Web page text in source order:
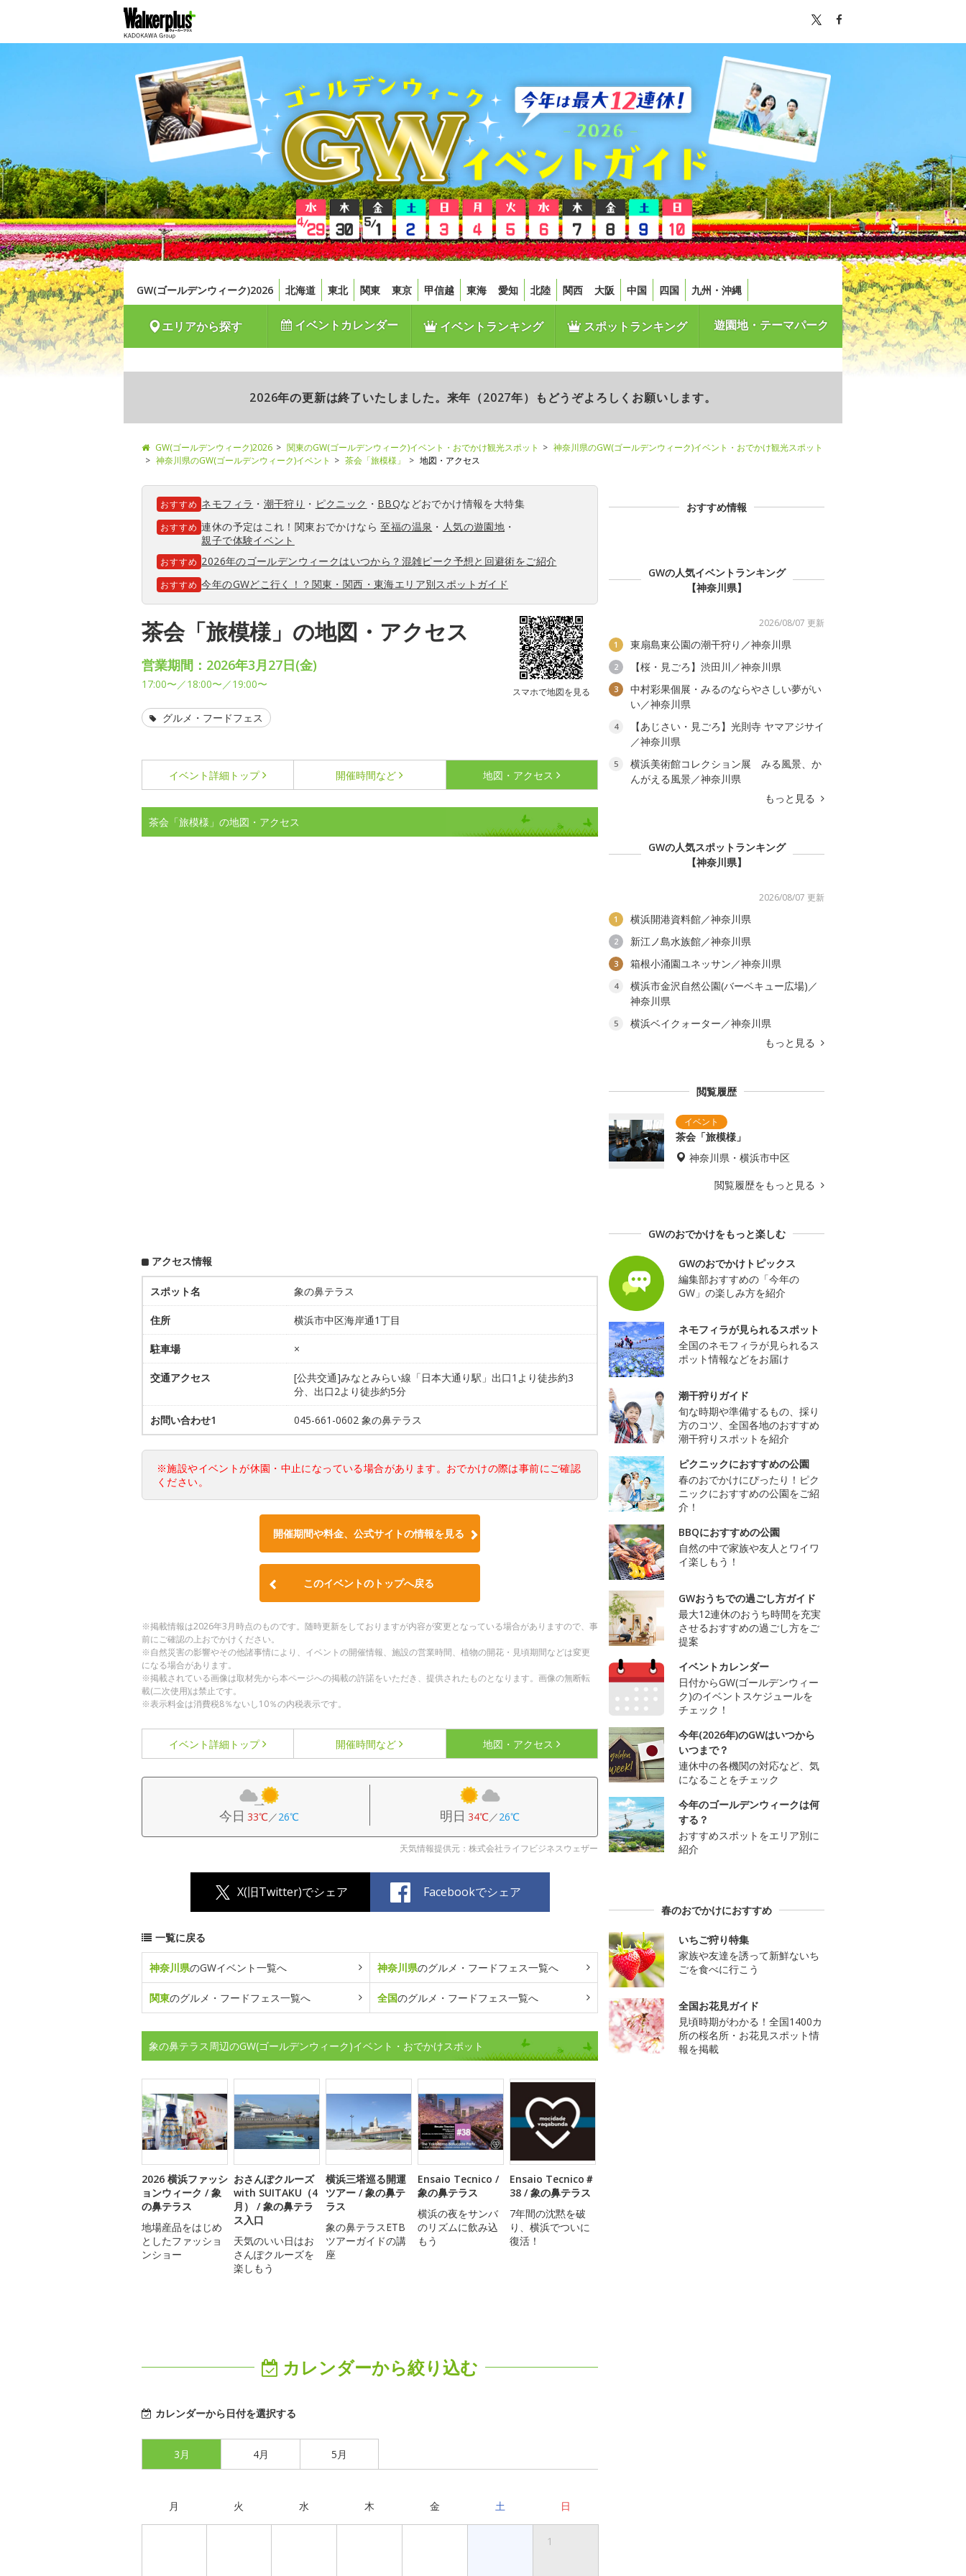
GW(ゴールデンウィーク)2026 北海道 東北 関東 東京 甲信越 東海 愛知 北陸 関西 大阪 中国 四国 九州・沖縄
エリアから探す イベントカレンダー イベントランキング スポットランキング 遊園地・テーマパーク
2026年の更新は終了いたしました。来年（2027年）もどうぞよろしくお願いします。
GW(ゴールデンウィーク)2026 関東のGW(ゴールデンウィーク)イベント・おでかけ観光スポット
神奈川県のGW(ゴールデンウィーク)イベント・おでかけ観光スポット
神奈川県のGW(ゴールデンウィーク)イベント
茶会「旅模様」 地図・アクセス
おすすめ ネモフィラ ・ 潮干狩り ・ ピクニック ・ BBQなどおでかけ情報を大特集
おすすめ 連休の予定はこれ！関東おでかけなら至福の温泉 ・ 人気の遊園地 ・
親子で体験イベント
おすすめ 2026年のゴールデンウィークはいつから？混雑ピーク予想と回避術をご紹介
おすすめ 今年のGWどこ行く！？関東・関西・東海エリア別スポットガイド
茶会「旅模様」の地図・アクセス
スマホで地図を見る
営業期間：2026年3月27日(金)
17:00〜／18:00〜／19:00〜
グルメ・フードフェス
イベント詳細 トップ 開催時間など 地図・アクセス
茶会「旅模様」の地図・アクセス
アクセス情報
スポット名 象の鼻テラス
住所 横浜市中区海岸通1丁目
駐車場 ×
交通アクセス
[公共交通]みなとみらい線「日本大通り駅」出口1より徒歩約3
分、出口2より徒歩約5分
お問い合わせ1 045-661-0602 象の鼻テラス
※施設やイベントが休園・中止になっている場合があります。おでかけの際は事前にご確認
ください。
開催期間や料金、公式サイトの情報を見る
このイベントのトップへ戻る
※掲載情報は2026年3月時点のものです。随時更新をしておりますが内容が変更となっている場合がありますので、事
前にご確認の上おでかけください。
※自然災害の影響やその他諸事情により、イベントの開催情報、施設の営業時間、植物の開花・見頃期間などは変更
になる場合があります。
※掲載されている画像は取材先から本ページへの掲載の許諾をいただき、提供されたものとなります。画像の無断転
載(二次使用)は禁止です。
※表示料金は消費税8％ないし10％の内税表示です。
イベント詳細 トップ 開催時間など 地図・アクセス
今日 33℃／26℃ 明日 34℃／26℃
天気情報提供元：株式会社ライフビジネスウェザー
X(旧Twitter)でシェア Facebookでシェア
一覧に戻る
神奈川県のGWイベント一覧へ 神奈川県のグルメ・フードフェス一覧へ
関東のグルメ・フードフェス一覧へ 全国のグルメ・フードフェス一覧へ
象の鼻テラス周辺のGW(ゴールデンウィーク)イベント・おでかけスポット
2026 横浜ファッシ
ョンウィーク / 象
の鼻テラス
地場産品をはじめ
としたファッショ
ンショー
おさんぽクルーズ
with SUITAKU（4
月） / 象の鼻テラ
ス入口
天気のいい日はお
さんぽクルーズを
楽しもう
横浜三塔巡る開運
ツアー / 象の鼻テ
ラス
象の鼻テラスETB
ツアーガイドの講
座
Ensaio Tecnico /
象の鼻テラス
横浜の夜をサンバ
のリズムに飲み込
もう
Ensaio Tecnico＃
38 / 象の鼻テラス
7年間の沈黙を破
り、横浜でついに
復活！
カレンダーから絞り込む
カレンダーから日付を選択する
3月 4月 5月
月 火 水 木 金 土 日
1
おすすめ情報
GWの人気イベントランキング
【神奈川県】
2026/08/07 更新
1 東扇島東公園の潮干狩り／神奈川県
2 【桜・見ごろ】渋田川／神奈川県
3
中村彩果個展・みるのならやさしい夢がい
い／神奈川県
4
【あじさい・見ごろ】光則寺 ヤマアジサイ
／神奈川県
5
横浜美術館コレクション展 みる風景、か
んがえる風景／神奈川県
もっと見る
GWの人気スポットランキング
【神奈川県】
2026/08/07 更新
1 横浜開港資料館／神奈川県
2 新江ノ島水族館／神奈川県
3 箱根小涌園ユネッサン／神奈川県
4
横浜市金沢自然公園(バーベキュー広場)／
神奈川県
5
横浜ベイクォーター／神奈川県
もっと見る
閲覧履歴
茶会「旅模様」
神奈川県・横浜市中区
閲覧履歴をもっと見る
GWのおでかけをもっと楽しむ
GWのおでかけトピックス
編集部おすすめの「今年の
GW」の楽しみ方を紹介
ネモフィラが見られるスポット
全国のネモフィラが見られるス
ポット情報などをお届け
潮干狩りガイド
旬な時期や準備するもの、採り
方のコツ、全国各地のおすすめ
潮干狩りスポットを紹介
ピクニックにおすすめの公園
春のおでかけにぴったり！ピク
ニックにおすすめの公園をご紹
介！
BBQにおすすめの公園
自然の中で家族や友人とワイワ
イ楽しもう！
GWおうちでの過ごし方ガイド
最大12連休のおうち時間を充実
させるおすすめの過ごし方をご
提案
イベントカレンダー
日付からGW(ゴールデンウィー
ク)のイベントスケジュールを
チェック！
今年(2026年)のGWはいつから
いつまで？
連休中の各機関の対応など、気
になることをチェック
今年のゴールデンウィークは何
する？
おすすめスポットをエリア別に
紹介
春のおでかけにおすすめ
いちご狩り特集
家族や友達を誘って新鮮ないち
ごを食べに行こう
全国お花見ガイド
見頃時期がわかる！全国1400カ
所の桜名所・お花見スポット情
報を掲載